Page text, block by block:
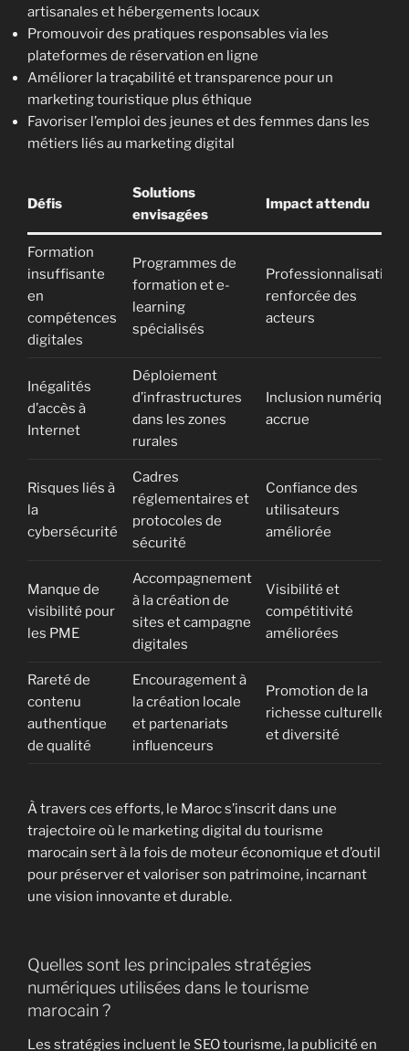
artisanales et hébergements locaux
Promouvoir des pratiques responsables via les
plateformes de réservation en ligne
Améliorer la traçabilité et transparence pour un
marketing touristique plus éthique
Favoriser l’emploi des jeunes et des femmes dans les
métiers liés au marketing digital
Défis
Solutions
envisagées
Impact attendu
Formation
insuffisante
en
compétences
digitales
Programmes de
formation et e-
learning
spécialisés
Professionnalisation
renforcée des
acteurs
Inégalités
d’accès à
Internet
Déploiement
d’infrastructures
dans les zones
rurales
Inclusion numérique
accrue
Risques liés à
la
cybersécurité
Cadres
réglementaires et
protocoles de
sécurité
Confiance des
utilisateurs
améliorée
Manque de
visibilité pour
les PME
Accompagnement
à la création de
sites et campagne
digitales
Visibilité et
compétitivité
améliorées
Rareté de
contenu
authentique
de qualité
Encouragement à
la création locale
et partenariats
influenceurs
Promotion de la
richesse culturelle
et diversité
À travers ces efforts, le Maroc s’inscrit dans une
trajectoire où le marketing digital du tourisme
marocain sert à la fois de moteur économique et d’outil
pour préserver et valoriser son patrimoine, incarnant
une vision innovante et durable.
Quelles sont les principales stratégies
numériques utilisées dans le tourisme
marocain ?
Les stratégies incluent le SEO tourisme, la publicité en